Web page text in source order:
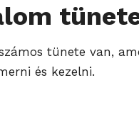
tünete van,
és kezelni.